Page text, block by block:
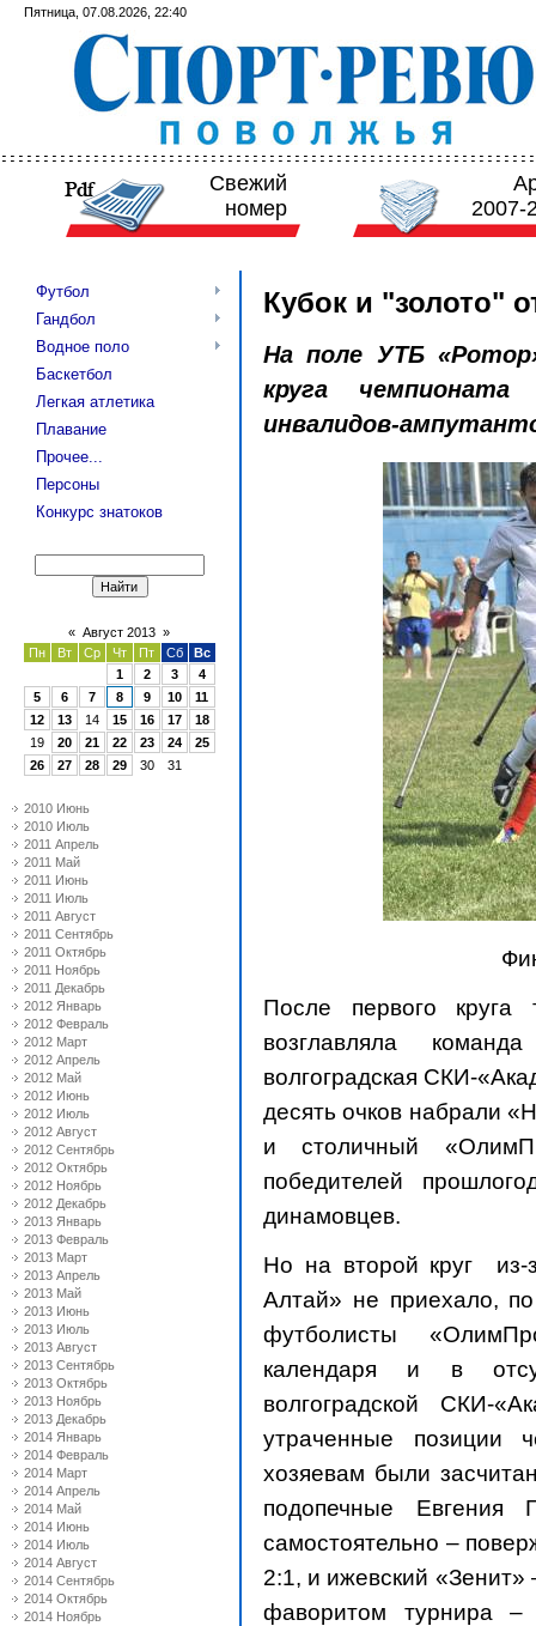
Пятница, 07.08.2026, 22:40
Свежий
номер
2007-
Футбол
Гандбол
Водное поло
Баскетбол
Легкая атлетика
Плавание
Прочее...
Персоны
Конкурс знатоков
« Август 2013 »
Пн
Вт Ср Чт Пт Сб
Вс
1
2 3
4
5
6 7 8 9 10
11
12
13 14 15 16 17
18
19
20 21 22 23 24
25
26
27 28 29 30 31
2010 Июнь
2010 Июль
2011 Апрель
2011 Май
2011 Июнь
2011 Июль
2011 Август
2011 Сентябрь
2011 Октябрь
2011 Ноябрь
2011 Декабрь
2012 Январь
2012 Февраль
2012 Март
2012 Апрель
2012 Май
2012 Июнь
2012 Июль
2012 Август
2012 Сентябрь
2012 Октябрь
2012 Ноябрь
2012 Декабрь
2013 Январь
2013 Февраль
2013 Март
2013 Апрель
2013 Май
2013 Июнь
2013 Июль
2013 Август
2013 Сентябрь
2013 Октябрь
2013 Ноябрь
2013 Декабрь
2014 Январь
2014 Февраль
2014 Март
2014 Апрель
2014 Май
2014 Июнь
2014 Июль
2014 Август
2014 Сентябрь
2014 Октябрь
2014 Ноябрь
Кубок и "золото"
На поле УТБ
круга
инвалидов-
После первого
возглавляла
волгоградская СКИ-
десять очков набрали
и столичный
победителей
динамовцев.
Но на второй круг
Алтай» не приехало,
футболисты
календаря и в
волгоградской СКИ-
утраченные позиции
хозяевам были
подопечные Евгения
самостоятельно –
2:1, и ижевский
фаворитом турнира –